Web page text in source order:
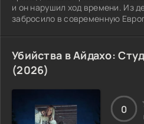
и он нарушил ход времени. Из
забросило в современную
рассеялись по всему миру,
Если их не собрать, они
злоумышленников, и мира
должен вернуться в прошлое,
Убийства в Айдахо:
(2026)
0